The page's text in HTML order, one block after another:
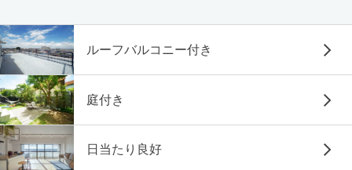
ルーフバルコニー付き
庭付き
日当たり良好